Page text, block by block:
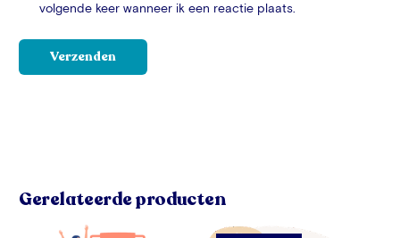
volgende keer wanneer ik een reactie plaats.
Gerelateerde producten